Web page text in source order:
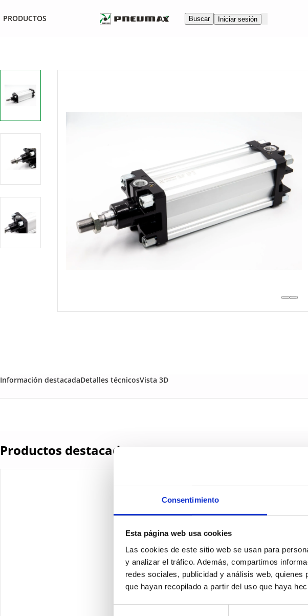
Consentimiento
Esta página web usa cookies
Las cookies de este sitio web se usan para
y analizar el tráfico. Además, compartimos
redes sociales, publicidad y análisis web,
que hayan recopilado a partir del uso que haya
PRODUCTOS Buscar Iniciar sesión
Información destacadaDetalles técnicosVista 3D
Productos destacados